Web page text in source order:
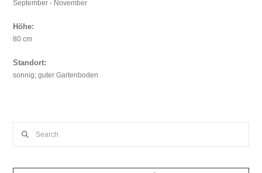
September - November
Höhe:
80 cm
Standort:
sonnig; guter Gartenboden